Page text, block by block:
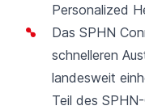
Personalized
Das SPHN
schnelleren
landesweit
Teil des